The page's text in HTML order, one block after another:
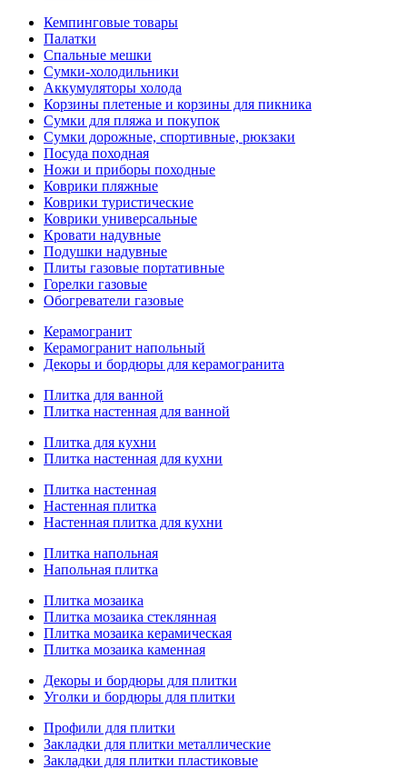
Кемпинговые товары
Палатки
Спальные мешки
Сумки-холодильники
Аккумуляторы холода
Корзины плетеные и корзины для пикника
Сумки для пляжа и покупок
Сумки дорожные, спортивные, рюкзаки
Посуда походная
Ножи и приборы походные
Коврики пляжные
Коврики туристические
Коврики универсальные
Кровати надувные
Подушки надувные
Плиты газовые портативные
Горелки газовые
Обогреватели газовые
Керамогранит
Керамогранит напольный
Декоры и бордюры для керамогранита
Плитка для ванной
Плитка настенная для ванной
Плитка для кухни
Плитка настенная для кухни
Плитка настенная
Настенная плитка
Настенная плитка для кухни
Плитка напольная
Напольная плитка
Плитка мозаика
Плитка мозаика стеклянная
Плитка мозаика керамическая
Плитка мозаика каменная
Декоры и бордюры для плитки
Уголки и бордюры для плитки
Профили для плитки
Закладки для плитки металлические
Закладки для плитки пластиковые